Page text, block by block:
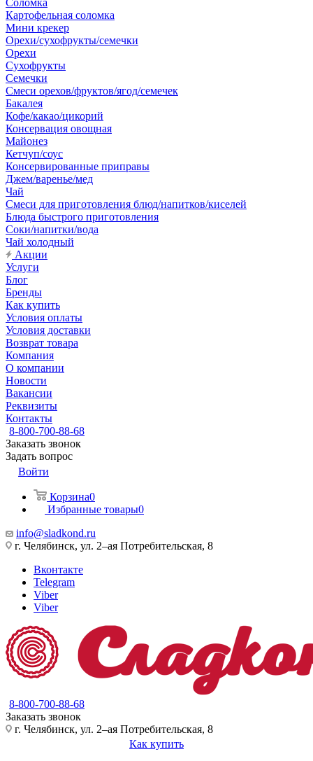
Соломка
Картофельная соломка
Мини крекер
Орехи/сухофрукты/семечки
Орехи
Сухофрукты
Семечки
Смеси орехов/фруктов/ягод/семечек
Бакалея
Кофе/какао/цикорий
Консервация овощная
Майонез
Кетчуп/соус
Консервированные приправы
Джем/варенье/мед
Чай
Смеси для приготовления блюд/напитков/киселей
Блюда быстрого приготовления
Соки/напитки/вода
Чай холодный
Акции
Услуги
Блог
Бренды
Как купить
Условия оплаты
Условия доставки
Возврат товара
Компания
О компании
Новости
Вакансии
Реквизиты
Контакты
8-800-700-88-68
Заказать звонок
Задать вопрос
Войти
Корзина0
Избранные товары0
info@sladkond.ru
г. Челябинск, ул. 2–ая Потребительская, 8
Вконтакте
Telegram
Viber
Viber
8-800-700-88-68
Заказать звонок
г. Челябинск, ул. 2–ая Потребительская, 8
Как купить